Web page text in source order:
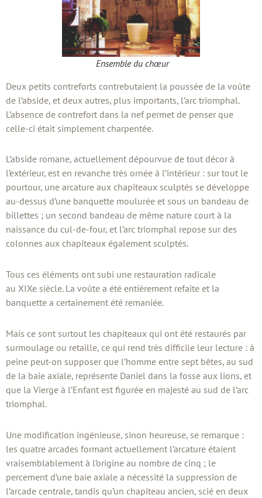
Ensemble du chœur
Deux petits contreforts contrebutaient la poussée de la voûte
de l’abside, et deux autres, plus importants, l’arc triomphal.
L’absence de contrefort dans la nef permet de penser que
celle-ci était simplement charpentée.
L’abside romane, actuellement dépourvue de tout décor à
l’extérieur, est en revanche très ornée à l’intérieur : sur tout le
pourtour, une arcature aux chapiteaux sculptés se développe
au-dessus d’une banquette moulurée et sous un bandeau de
billettes ; un second bandeau de même nature court à la
naissance du cul-de-four, et l’arc triomphal repose sur des
colonnes aux chapiteaux également sculptés.
Tous ces éléments ont subi une restauration radicale
au XIXe siècle. La voûte a été entièrement refaite et la
banquette a certainement été remaniée.
Mais ce sont surtout les chapiteaux qui ont été restaurés par
surmoulage ou retaille, ce qui rend très difficile leur lecture : à
peine peut-on supposer que l’homme entre sept bêtes, au sud
de la baie axiale, représente Daniel dans la fosse aux lions, et
que la Vierge à l’Enfant est figurée en majesté au sud de l’arc
triomphal.
Une modification ingénieuse, sinon heureuse, se remarque :
les quatre arcades formant actuellement l’arcature étaient
vraisemblablement à l’origine au nombre de cinq ; le
percement d’une baie axiale a nécessité la suppression de
l’arcade centrale, tandis qu’un chapiteau ancien, scié en deux